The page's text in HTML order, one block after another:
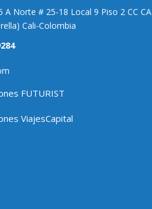
A Norte # 25-18 Local 9 Piso 2 CC
Cali-Colombia
FUTURIST
ViajesCapital